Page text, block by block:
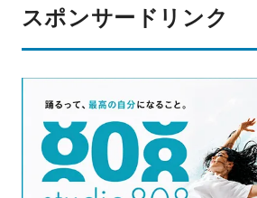
スポンサードリンク